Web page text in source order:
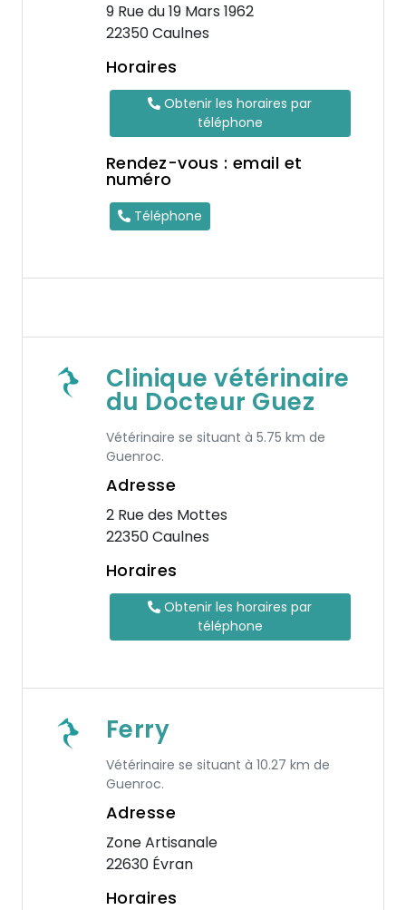
9 Rue du 19 Mars 1962
22350 Caulnes
Horaires
Obtenir les horaires par
téléphone
Rendez-vous : email et
numéro
Téléphone
Clinique vétérinaire
du Docteur Guez
Vétérinaire se situant à 5.75 km de
Guenroc.
Adresse
2 Rue des Mottes
22350 Caulnes
Horaires
Obtenir les horaires par
téléphone
Ferry
Vétérinaire se situant à 10.27 km de
Guenroc.
Adresse
Zone Artisanale
22630 Évran
Horaires